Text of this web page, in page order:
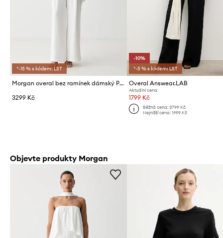
*-15 % s kódem: LST
Morgan overal bez ramínek dámský PAKITA
3299 Kč
-10%
*-5 % s kódem: LST
Overal Answear.LAB
Aktuální cena:
1799 Kč
Běžná cena: 3799 Kč
Nejnižší cena: 1999 Kč
Objevte produkty Morgan